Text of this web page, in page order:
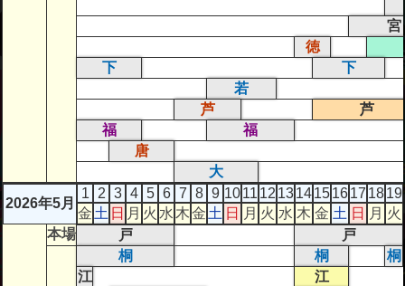
宮
徳
下
下
若
芦
芦
福
福
唐
大
2026年5月
1 2 3 4 5 6 7 8 9 1011 12 1314151617 1819
金 土 日 月 火 水 木金 土 日 月 火 水 木 金 土 日 月 火
本場 戸 戸
桐 桐
桐
江
江